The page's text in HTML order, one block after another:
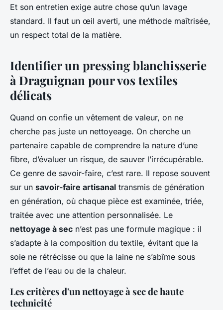
Et son entretien exige autre chose qu’un lavage
standard. Il faut un œil averti, une méthode maîtrisée,
un respect total de la matière.
Identifier un pressing blanchisserie
à Draguignan pour vos textiles
délicats
Quand on confie un vêtement de valeur, on ne
cherche pas juste un nettoyeage. On cherche un
partenaire capable de comprendre la nature d’une
fibre, d’évaluer un risque, de sauver l’irrécupérable.
Ce genre de savoir-faire, c’est rare. Il repose souvent
sur un savoir-faire artisanal transmis de génération
en génération, où chaque pièce est examinée, triée,
traitée avec une attention personnalisée. Le
nettoyage à sec n’est pas une formule magique : il
s’adapte à la composition du textile, évitant que la
soie ne rétrécisse ou que la laine ne s’abîme sous
l’effet de l’eau ou de la chaleur.
Les critères d'un nettoyage à sec de haute
technicité